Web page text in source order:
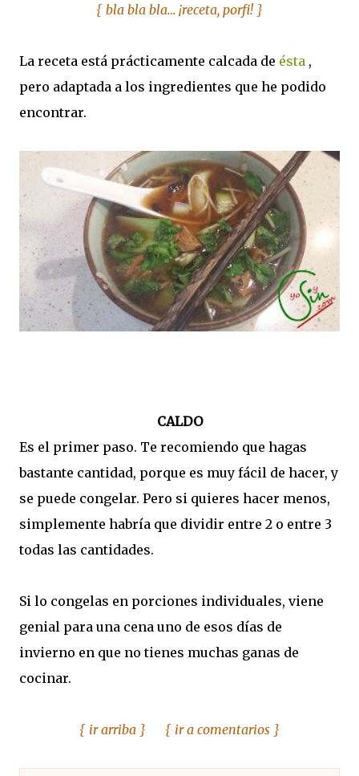
{ bla bla bla… ¡receta, porfi! }
La receta está prácticamente calcada de ésta ,
pero adaptada a los ingredientes que he podido
encontrar.
CALDO
Es el primer paso. Te recomiendo que hagas
bastante cantidad, porque es muy fácil de hacer, y
se puede congelar. Pero si quieres hacer menos,
simplemente habría que dividir entre 2 o entre 3
todas las cantidades.
Si lo congelas en porciones individuales, viene
genial para una cena uno de esos días de
invierno en que no tienes muchas ganas de
cocinar.
{ ir arriba } { ir a comentarios }